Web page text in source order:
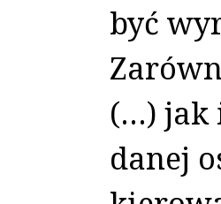
być
(…) jak
danej